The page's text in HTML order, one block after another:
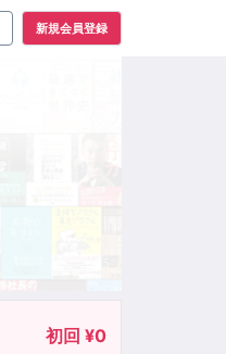
新規会員登録
初回 ¥0